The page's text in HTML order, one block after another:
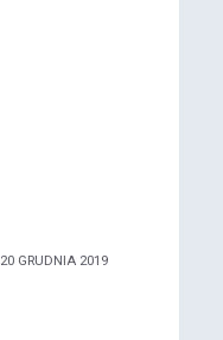
20 GRUDNIA 2019